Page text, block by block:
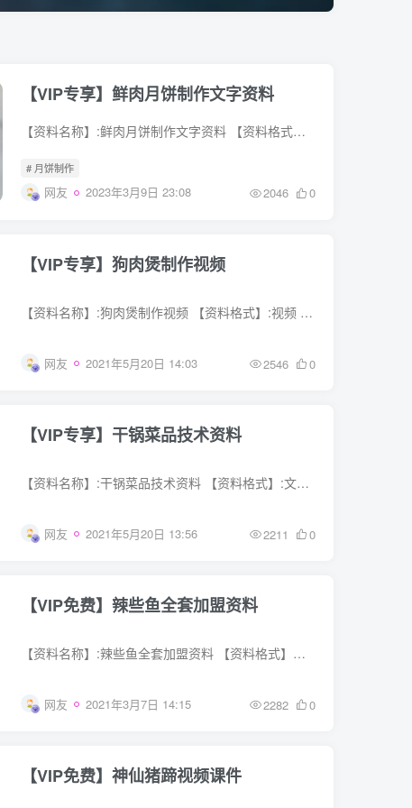
【VIP专享】鲜肉月饼制作文字资料
【资料名称】:鲜肉月饼制作文字资料 【资料格式】:文字 【资料描述】: 文字资料
# 月饼制作
网友 2023年3月9日 23:08 2046 0
【VIP专享】狗肉煲制作视频
【资料名称】:狗肉煲制作视频 【资料格式】:视频 【资料描述】 视频课程
网友 2021年5月20日 14:03 2546 0
【VIP专享】干锅菜品技术资料
【资料名称】:干锅菜品技术资料 【资料格式】:文字 【资料描述】 文字资料
网友 2021年5月20日 13:56 2211 0
【VIP免费】辣些鱼全套加盟资料
【资料名称】:辣些鱼全套加盟资料 【资料格式】：文字 【资料描述】: 文字资料
网友 2021年3月7日 14:15 2282 0
【VIP免费】神仙猪蹄视频课件